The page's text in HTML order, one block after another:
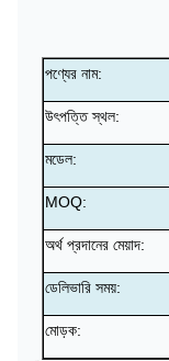
পণ্যের নাম:
উৎপত্তি স্থল:
মডেল:
MOQ:
অর্থ প্রদানের মেয়াদ:
ডেলিভারি সময়:
মোড়ক: